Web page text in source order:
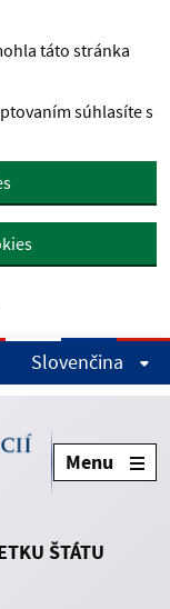
táto stránka
súhlasíte s
Slovenčina
Menu
ŠTÁTU